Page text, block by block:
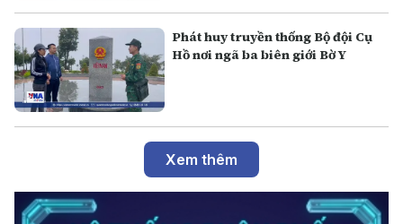
Phát huy truyền thống Bộ đội Cụ
Hồ nơi ngã ba biên giới Bờ Y
Xem thêm